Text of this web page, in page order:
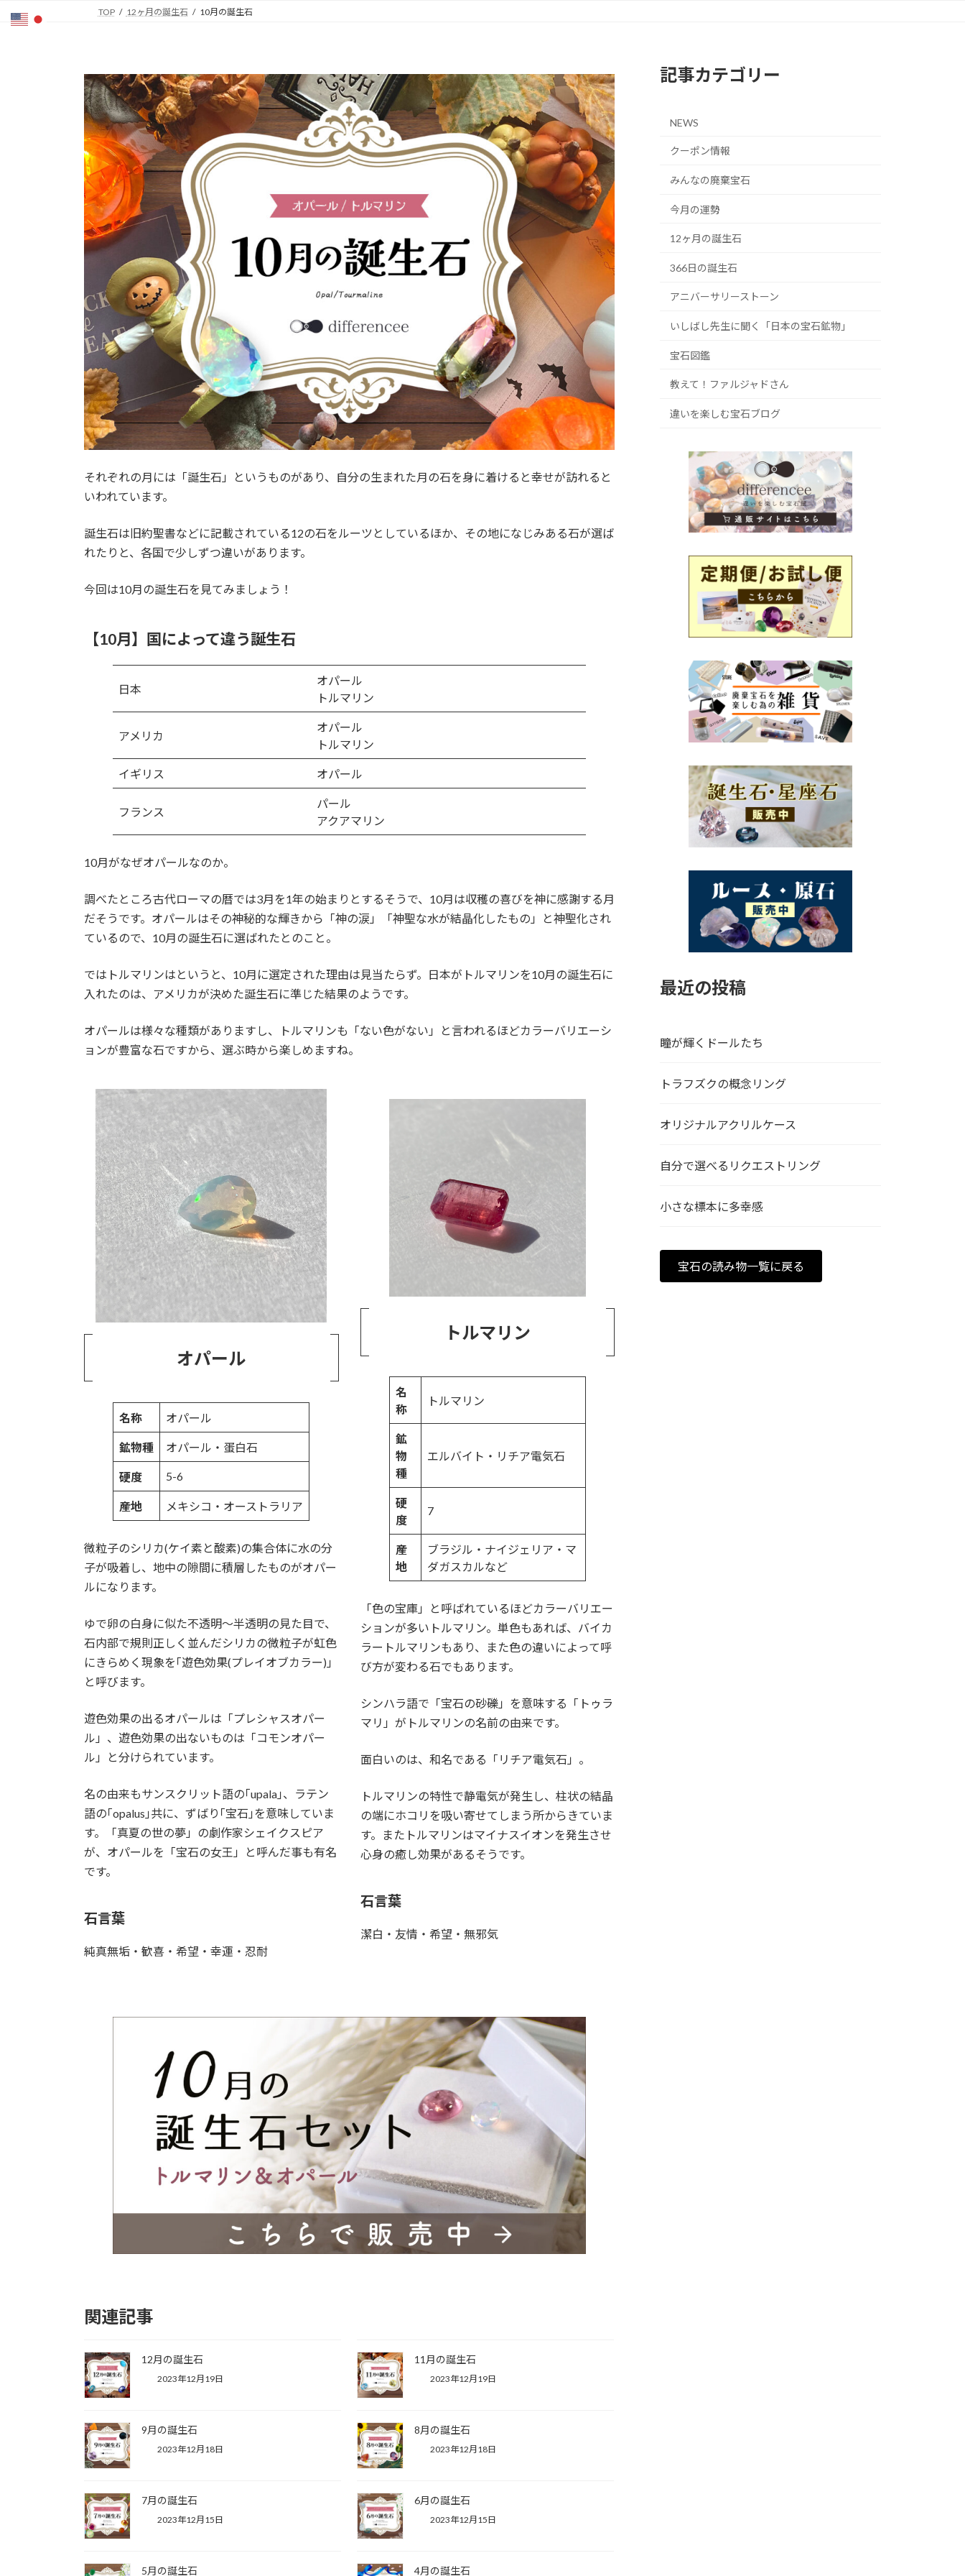
TOP 12ヶ月の誕生石 10月の誕生石
それぞれの月には「誕生石」というものがあり、自分の生まれた月の石を身に着けると幸せが訪れると
いわれています。
誕生石は旧約聖書などに記載されている12の石をルーツとしているほか、その地になじみある石が選ば
れたりと、各国で少しずつ違いがあります。
今回は10月の誕生石を見てみましょう！
【10月】国によって違う誕生石
日本
オパール
トルマリン
アメリカ
オパール
トルマリン
イギリス オパール
フランス
パール
アクアマリン
10月がなぜオパールなのか。
調べたところ古代ローマの暦では3月を1年の始まりとするそうで、10月は収穫の喜びを神に感謝する月
だそうです。オパールはその神秘的な輝きから「神の涙」「神聖な水が結晶化したもの」と神聖化され
ているので、10月の誕生石に選ばれたとのこと。
ではトルマリンはというと、10月に選定された理由は見当たらず。日本がトルマリンを10月の誕生石に
入れたのは、アメリカが決めた誕生石に準じた結果のようです。
オパールは様々な種類がありますし、トルマリンも「ない色がない」と言われるほどカラーバリエーシ
ョンが豊富な石ですから、選ぶ時から楽しめますね。
オパール
名称 オパール
鉱物種 オパール・蛋白石
硬度 5-6
産地 メキシコ・オーストラリア
微粒子のシリカ(ケイ素と酸素)の集合体に水の分
子が吸着し、地中の隙間に積層したものがオパー
ルになります。
ゆで卵の白身に似た不透明～半透明の見た目で、
石内部で規則正しく並んだシリカの微粒子が虹色
にきらめく現象を｢遊色効果(プレイオブカラー)｣
と呼びます。
遊色効果の出るオパールは「プレシャスオパー
ル」、遊色効果の出ないものは「コモンオパー
ル」と分けられています。
名の由来もサンスクリット語の｢upala｣、ラテン
語の｢opalus｣共に、ずばり｢宝石｣を意味していま
す。「真夏の世の夢」の劇作家シェイクスピア
が、オパールを「宝石の女王」と呼んだ事も有名
です。
石言葉
純真無垢・歓喜・希望・幸運・忍耐
トルマリン
名
称
トルマリン
鉱
物
種
エルバイト・リチア電気石
硬
度
7
産
地
ブラジル・ナイジェリア・マ
ダガスカルなど
「色の宝庫」と呼ばれているほどカラーバリエー
ションが多いトルマリン。単色もあれば、バイカ
ラートルマリンもあり、また色の違いによって呼
び方が変わる石でもあります。
シンハラ語で「宝石の砂礫」を意味する「トゥラ
マリ」がトルマリンの名前の由来です。
面白いのは、和名である「リチア電気石」。
トルマリンの特性で静電気が発生し、柱状の結晶
の端にホコリを吸い寄せてしまう所からきていま
す。またトルマリンはマイナスイオンを発生させ
心身の癒し効果があるそうです。
石言葉
潔白・友情・希望・無邪気
関連記事
12月の誕生石
2023年12月19日
11月の誕生石
2023年12月19日
9月の誕生石
2023年12月18日
8月の誕生石
2023年12月18日
7月の誕生石
2023年12月15日
6月の誕生石
2023年12月15日
5月の誕生石 4月の誕生石
記事カテゴリー
NEWS
クーポン情報
みんなの廃棄宝石
今月の運勢
12ヶ月の誕生石
366日の誕生石
アニバーサリーストーン
いしばし先生に聞く「日本の宝石鉱物」
宝石図鑑
教えて！ファルジャドさん
違いを楽しむ宝石ブログ
最近の投稿
瞳が輝くドールたち
トラフズクの概念リング
オリジナルアクリルケース
自分で選べるリクエストリング
小さな標本に多幸感
宝石の読み物一覧に戻る